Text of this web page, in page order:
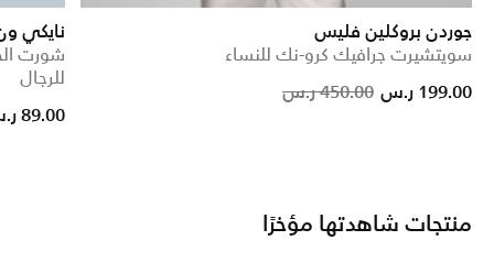
جوردن بروكلين فليس
سويتشيرت جرافيك كرو-نك للنساء
Price reduced450.00 ر.س to 199.00 ر.س
نايكي
شورت
للرجال
89.00 ر.س
منتجات شاهدتها مؤخرًا